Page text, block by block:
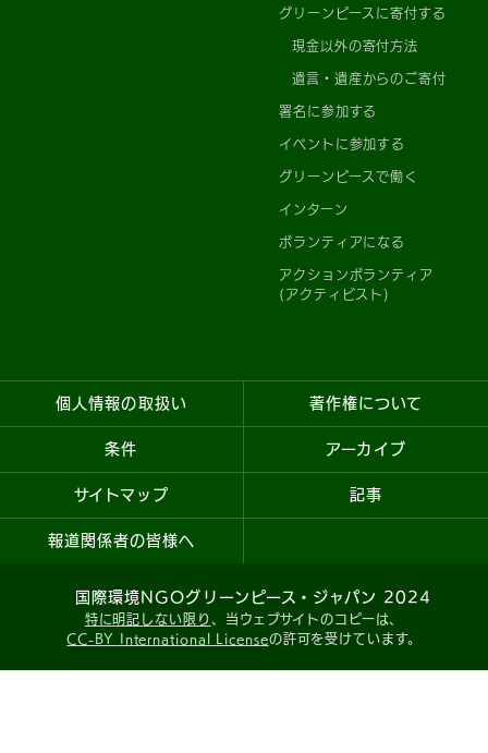
グリーンピースに寄付する
現金以外の寄付方法
遺言・遺産からのご寄付
署名に参加する
イベントに参加する
グリーンピースで働く
インターン
ボランティアになる
アクションボランティア
(アクティビスト)
個人情報の取扱い 著作権について
条件 アーカイブ
サイトマップ 記事
報道関係者の皆様へ
国際環境NGOグリーンピース・ジャパン 2024
特に明記しない限り 、当ウェブサイトのコピーは、
CC-BY International Licenseの許可を受けています。